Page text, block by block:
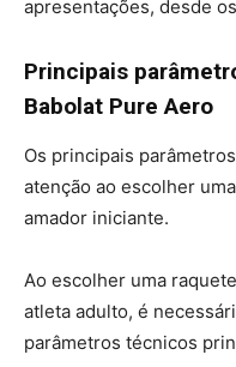
apresentações, desde
Principais
Babolat Pure Aero
Os principais
atenção ao escolher
amador iniciante.
Ao escolher uma raquete
atleta adulto, é
parâmetros técnicos